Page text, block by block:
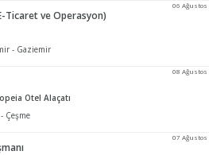
06 Ağustos
Ticaret ve Operasyon)
- Gaziemir
08 Ağustos
Otel Alaçatı
Çeşme
07 Ağustos